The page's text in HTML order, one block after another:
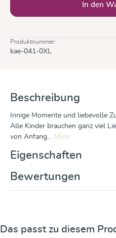
In den
Produktnummer:
kae-041-0XL
Beschreibung
Innige Momente und liebevolle
Alle Kinder brauchen ganz viel
von Anfang… Mehr
Eigenschaften
Bewertungen
Produktgalerie überspringen
Das passt zu diesem